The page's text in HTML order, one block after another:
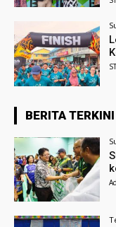
BERITA TERKINI